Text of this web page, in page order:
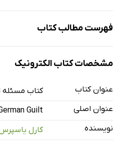
فهرست مطالب کتاب
درآمدی بر درس‌گفتار در باب
بند 3. رئوس مباحث بعدی
مشخصات کتاب الکترونیک
عنوان کتاب
کتاب مسئله
عنوان اصلی
Guilt
نویسنده
کارل